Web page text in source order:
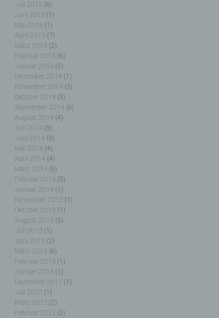
Juli 2015 (8)
Juni 2015 (1)
Mai 2015 (1)
April 2015 (7)
März 2015 (2)
Februar 2015 (6)
Januar 2015 (5)
Dezember 2014 (1)
November 2014 (3)
Oktober 2014 (3)
September 2014 (6)
August 2014 (4)
Juli 2014 (3)
Juni 2014 (3)
Mai 2014 (4)
April 2014 (4)
März 2014 (9)
Februar 2014 (3)
Januar 2014 (1)
November 2013 (1)
Oktober 2013 (1)
August 2013 (5)
Juli 2013 (1)
Juni 2013 (2)
März 2013 (6)
Februar 2013 (1)
Januar 2013 (1)
Dezember 2012 (1)
Juli 2012 (1)
März 2012 (2)
Februar 2012 (2)
Einwilligung ist jede von der betroffenen Person
freiwillig für den bestimmten Fall in informierter
Weise und unmissverständlich abgegebene
Willensbekundung in Form einer Erklärung oder
einer sonstigen eindeutigen bestätigenden
Handlung, mit der die betroffene Person zu
verstehen gibt, dass sie mit der Verarbeitung der
sie betreffenden personenbezogenen Daten
einverstanden ist.
Name und Anschrift des für die Verarbeitung
Verantwortlichen
Verantwortlicher im Sinne der Datenschutz-
Grundverordnung, sonstiger in den Mitgliedstaaten
der Europäischen Union geltenden
Datenschutzgesetze und anderer Bestimmungen
mit datenschutzrechtlichem Charakter ist die:
Nicht kommerzielle Homepage Woiga.de
Wolfgang Behling
Karwendelstraße 9
82499 Wallgau
Deutschland